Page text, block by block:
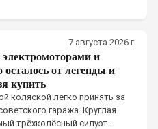
7 августа 2026 г.
и
от легенды и
купить
коляской легко принять за
гаража. Круглая
трёхколёсный силуэт